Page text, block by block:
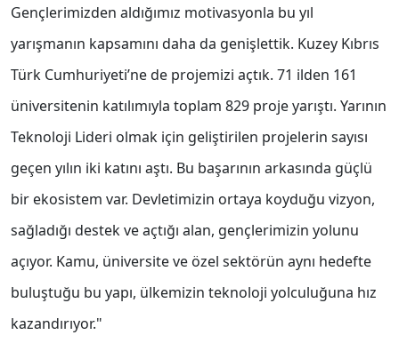
Gençlerimizden aldığımız motivasyonla bu yıl
yarışmanın kapsamını daha da genişlettik. Kuzey Kıbrıs
Türk Cumhuriyeti’ne de projemizi açtık. 71 ilden 161
üniversitenin katılımıyla toplam 829 proje yarıştı. Yarının
Teknoloji Lideri olmak için geliştirilen projelerin sayısı
geçen yılın iki katını aştı. Bu başarının arkasında güçlü
bir ekosistem var. Devletimizin ortaya koyduğu vizyon,
sağladığı destek ve açtığı alan, gençlerimizin yolunu
açıyor. Kamu, üniversite ve özel sektörün aynı hedefte
buluştuğu bu yapı, ülkemizin teknoloji yolculuğuna hız
kazandırıyor."